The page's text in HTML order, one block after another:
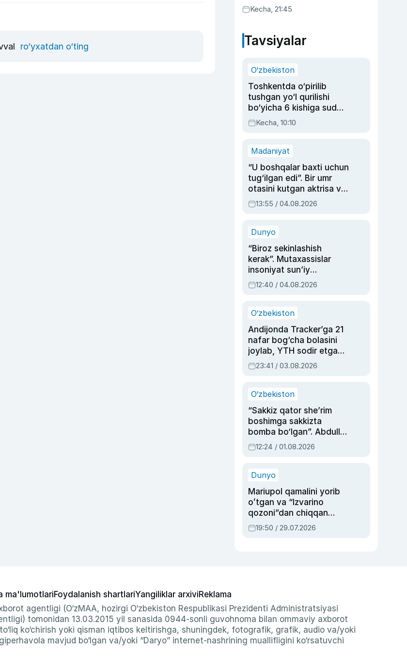
ro‘yxatdan o‘ting
Kecha, 21:45
Tavsiyalar
O‘zbekiston
Toshkentda o‘pirilib
tushgan yo‘l qurilishi
bo‘yicha 6 kishiga sud
hukmi o‘qildi
Kecha, 10:10
Madaniyat
“U boshqalar baxti uchun
tug‘ilgan edi”. Bir umr
otasini kutgan aktrisa va
dublyaj ustasi Rimma
Ahmedovaning
13:55 / 04.08.2026
Dunyo
“Biroz sekinlashish
kerak”. Mutaxassislar
insoniyat sun’iy
intellektni boshqara
olmay qolishidan xavotir
12:40 / 04.08.2026
O‘zbekiston
Andijonda Tracker’ga 21
nafar bog‘cha bolasini
joylab, YTH sodir etgan
ayolga sud hukmi o‘qildi
23:41 / 03.08.2026
O‘zbekiston
“Sakkiz qator she’rim
boshimga sakkizta
bomba bo‘lgan”. Abdulla
Oripovni siyosiy
ayblovlardan asrab
12:24 / 01.08.2026
Dunyo
Mariupol qamalini yorib
oʻtgan va “Izvarino
qozoni”dan chiqqan
qahramon — Ukraina
armiyasi bosh
19:50 / 29.07.2026
ma'lumotlariFoydalanish shartlariYangiliklar arxiviReklama
agentligi (O‘zMAA, hozirgi O‘zbekiston Respublikasi Prezidenti Administratsiyasi
tomonidan 13.03.2015 yil sanasida 0944-sonli guvohnoma bilan ommaviy axborot
ko‘chirish yoki qisman iqtibos keltirishga, shuningdek, fotografik, grafik, audio va/yoki
mavjud bo‘lgan va/yoki “Daryo” internet-nashrining muallifligini ko‘rsatuvchi